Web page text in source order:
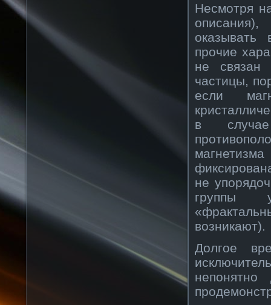
Несмотря
оказывать
прочие
не связан
частицы,
если
в
не
группы
возникают).
Долгое